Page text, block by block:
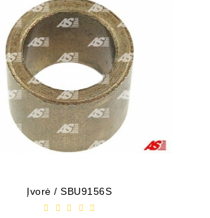
Įvorė / SBU9156S